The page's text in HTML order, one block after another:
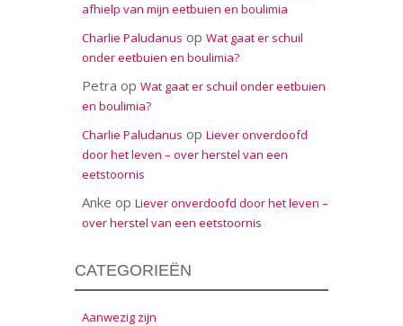
afhielp van mijn eetbuien en boulimia
Charlie Paludanus op Wat gaat er schuil
onder eetbuien en boulimia?
Petra op Wat gaat er schuil onder eetbuien
en boulimia?
Charlie Paludanus op Liever onverdoofd
door het leven – over herstel van een
eetstoornis
Anke op Liever onverdoofd door het leven –
over herstel van een eetstoornis
CATEGORIEËN
Aanwezig zijn